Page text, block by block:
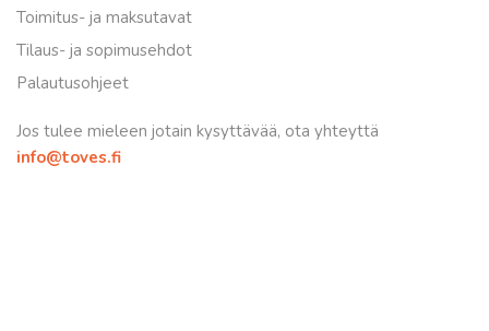
Toimitus- ja maksutavat
Tilaus- ja sopimusehdot
Palautusohjeet
Jos tulee mieleen jotain kysyttävää, ota yhteyttä
info@toves.fi